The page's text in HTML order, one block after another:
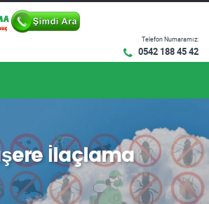
Telefon Numaramız:
0542 188 45 42
İlaçlama